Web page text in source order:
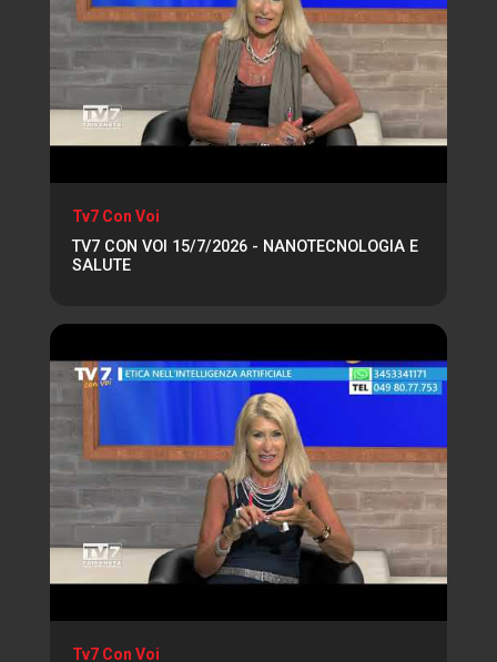
Tv7 Con Voi
TV7 CON VOI 15/7/2026 - NANOTECNOLOGIA E
SALUTE
Tv7 Con Voi